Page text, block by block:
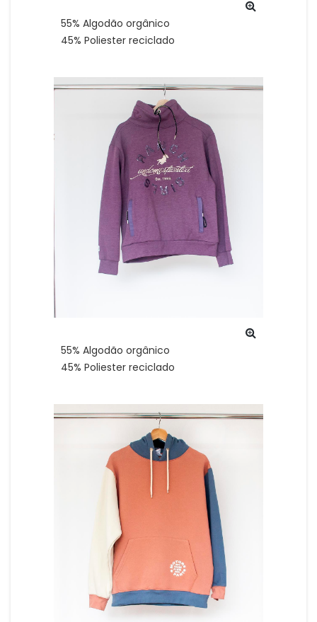
55% Algodão orgânico
45% Poliester reciclado
55% Algodão orgânico
45% Poliester reciclado